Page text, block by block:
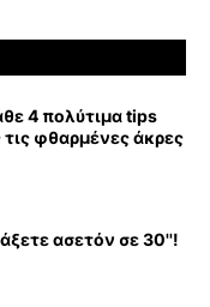
4 πολύτιμα tips
φθαρμένες άκρες
ασετόν σε 30''!